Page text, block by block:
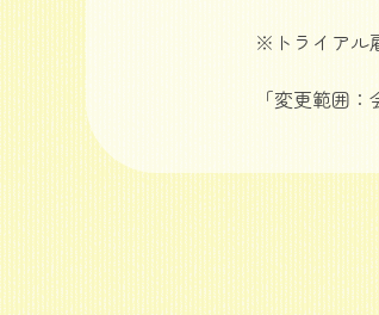
※トライアル
「変更範囲：